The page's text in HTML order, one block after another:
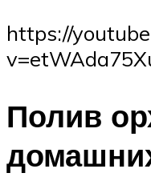
https://
Полив